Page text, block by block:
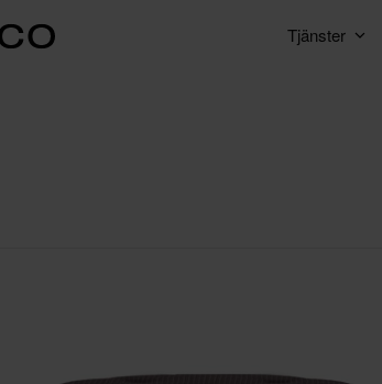
Tjänster